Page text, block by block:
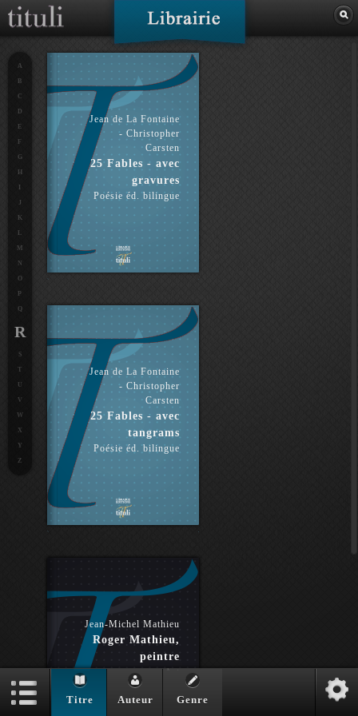
Jean de La Fontaine
- Christopher
Carsten
25 Fables - avec
gravures
Poésie éd. bilingue
Jean de La Fontaine
- Christopher
Carsten
25 Fables - avec
tangrams
Poésie éd. bilingue
Jean-Michel Mathieu
Roger Mathieu,
peintre
A
B
C
D
E
F
G
H
J
K
L
M
N
O
P
Q
R
S
T
U
V
W
X
Y
Z
Titre Auteur Genre